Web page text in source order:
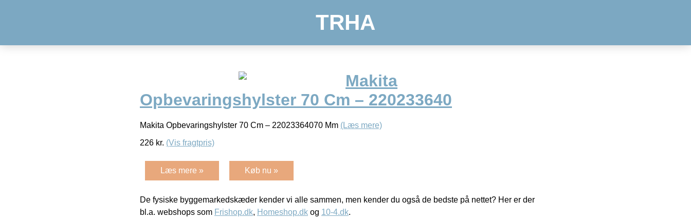
TRHA
Makita
Opbevaringshylster 70 Cm – 220233640
Makita Opbevaringshylster 70 Cm – 22023364070 Mm (Læs mere)
226 kr. (Vis fragtpris)
Læs mere » Køb nu »
De fysiske byggemarkedskæder kender vi alle sammen, men kender du også de bedste på nettet? Her er der
bl.a. webshops som Frishop.dk, Homeshop.dk og 10-4.dk.